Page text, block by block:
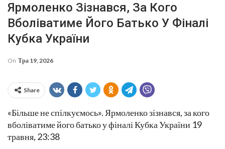
Ярмоленко Зізнався, За Кого
Вболіватиме Його Батько У Фіналі
Кубка України
On Тра 19, 2026
Share
«Більше не спілкуємось». Ярмоленко зізнався, за кого
вболіватиме його батько у фіналі Кубка України 19
травня, 23:38